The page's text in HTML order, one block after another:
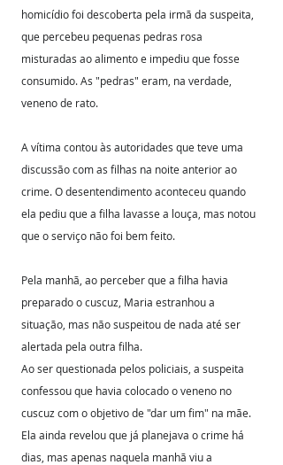
homicídio foi descoberta pela irmã da suspeita,
que percebeu pequenas pedras rosa
misturadas ao alimento e impediu que fosse
consumido. As "pedras" eram, na verdade,
veneno de rato.
A vítima contou às autoridades que teve uma
discussão com as filhas na noite anterior ao
crime. O desentendimento aconteceu quando
ela pediu que a filha lavasse a louça, mas notou
que o serviço não foi bem feito.
Pela manhã, ao perceber que a filha havia
preparado o cuscuz, Maria estranhou a
situação, mas não suspeitou de nada até ser
alertada pela outra filha.
Ao ser questionada pelos policiais, a suspeita
confessou que havia colocado o veneno no
cuscuz com o objetivo de "dar um fim" na mãe.
Ela ainda revelou que já planejava o crime há
dias, mas apenas naquela manhã viu a